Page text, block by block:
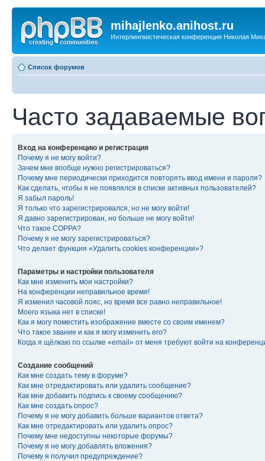
mihajlenko.anihost.ru
Интерлингвистическая конференция Николая
Список форумов
Часто задаваемые
Вход на конференцию и регистрация
Почему я не могу войти?
Зачем мне вообще нужно регистрироваться?
Почему мне периодически приходится повторять ввод имени и пароля?
Как сделать, чтобы я не появлялся в списке активных пользователей?
Я забыл пароль!
Я только что зарегистрировался, но не могу войти!
Я давно зарегистрирован, но больше не могу войти!
Что такое COPPA?
Почему я не могу зарегистрироваться?
Что делает функция «Удалить cookies конференции»?
Параметры и настройки пользователя
Как мне изменить мои настройки?
На конференции неправильное время!
Я изменил часовой пояс, но время все равно неправильное!
Моего языка нет в списке!
Как я могу поместить изображение вместе со своим именем?
Что такое звание и как я могу изменить его?
Когда я щёлкаю по ссылке «email» от меня требуют войти на
Создание сообщений
Как мне создать тему в форуме?
Как мне отредактировать или удалить сообщение?
Как мне добавить подпись к своему сообщению?
Как мне создать опрос?
Почему я не могу добавить больше вариантов ответа?
Как мне отредактировать или удалить опрос?
Почему мне недоступны некоторые форумы?
Почему я не могу добавлять вложения?
Почему я получил предупреждение?